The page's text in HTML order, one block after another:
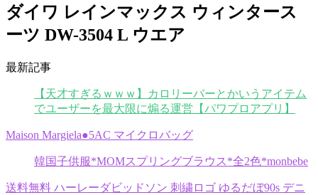
ダイワ レインマックス ウィンタース
ーツ DW-3504 L ウエア
最新記事
【天才すぎるｗｗｗ】カロリーバーとかいうアイテム
でユーザーを最大限に煽る運営【パワプロアプリ】
Maison Margiela●5AC マイクロバッグ
韓国子供服*MOMスプリングブラウス*全2色*monbebe
送料無料 ハーレーダビッドソン 刺繍ロゴ ゆるだぼ90s デニ